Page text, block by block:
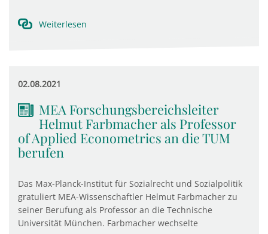
Weiterlesen
02.08.2021
MEA Forschungsbereichsleiter
Helmut Farbmacher als Professor
of Applied Econometrics an die TUM
berufen
Das Max-Planck-Institut für Sozialrecht und Sozialpolitik
gratuliert MEA-Wissenschaftler Helmut Farbmacher zu
seiner Berufung als Professor an die Technische
Universität München. Farbmacher wechselte